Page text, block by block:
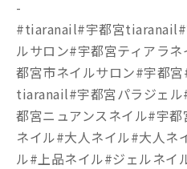
-
#tiaranail#宇都宮tiaranail#
ルサロン#宇都宮ティアラ
都宮市ネイルサロン#宇都
tiaranail#宇都宮パラジェ
都宮ニュアンスネイル#宇
ネイル#大人ネイル#大人ネ
ル#上品ネイル#ジェルネイ